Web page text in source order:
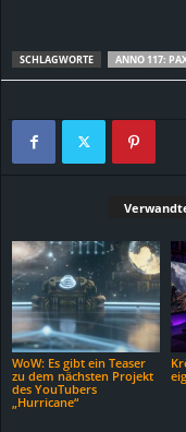
SCHLAGWORTE ANNO 117:
WoW: Es gibt ein Teaser
zu dem nächsten Projekt
des YouTubers
„Hurricane“